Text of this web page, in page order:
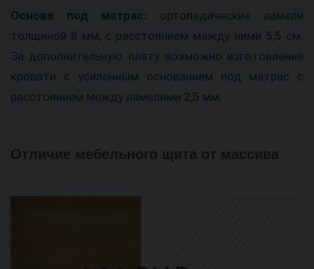
Основа под матрас: ортопедические ламели
толщиной 8 мм, с расстоянием между ними 5,5 см.
За дополнительную плату возможно изготовление
кровати с усиленным основанием под матрас с
расстоянием между ламелями 2,5 мм.
Отличие мебельного щита от массива